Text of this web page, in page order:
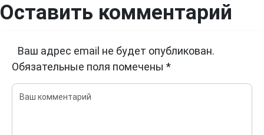
Оставить комментарий
Ваш адрес email не будет опубликован.
Обязательные поля помечены *